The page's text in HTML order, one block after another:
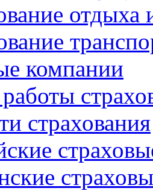
отдыха
компании
страхования